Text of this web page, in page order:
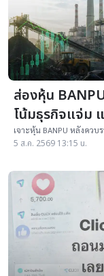
ส่องหุ้น
โน้มธุรกิจแจ่ม
บาท
เจาะหุ้น BANPU หลังควบ
เคาะราคาเป้าหมาย
5 ส.ค. 2569 13:15 น.